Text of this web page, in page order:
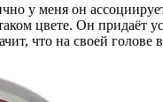
у меня он
цвете. Он придаёт
что на своей голове